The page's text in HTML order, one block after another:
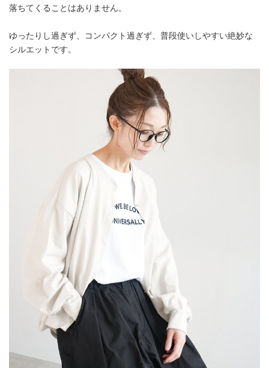
落ちてくることはありません。
ゆったりし過ぎず、コンパクト過ぎず、普段使いしやすい絶妙な
シルエットです。